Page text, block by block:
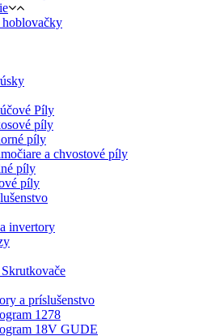
Píly
píly
píly
a chvostové píly
píly
píly
invertory
a príslušenstvo
1278
18V GUDE